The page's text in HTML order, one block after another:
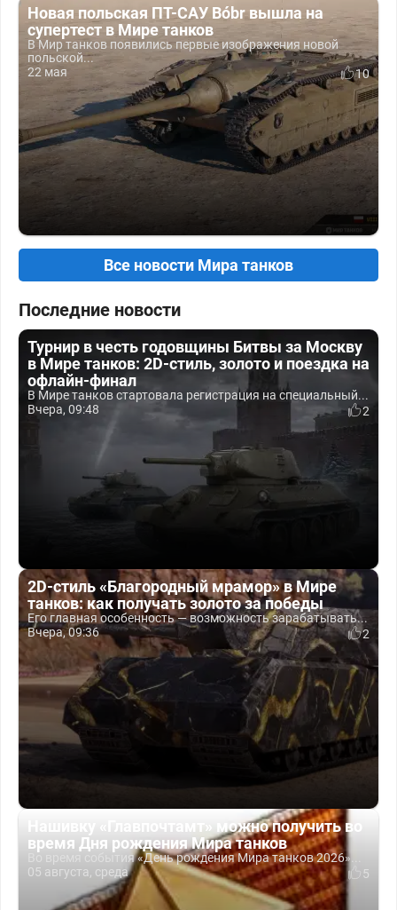
Новая польская ПТ-САУ Bóbr вышла на
супертест в Мире танков
В Мир танков появились первые изображения новой
польской...
22 мая
10
Все новости Мира танков
Последние новости
Турнир в честь годовщины Битвы за Москву
в Мире танков: 2D-стиль, золото и поездка на
офлайн-финал
В Мире танков стартовала регистрация на специальный...
Вчера, 09:48
2
2D-стиль «Благородный мрамор» в Мире
танков: как получать золото за победы
Его главная особенность — возможность зарабатывать...
Вчера, 09:36
2
Нашивку «Главпочтамт» можно получить во
время Дня рождения Мира танков
Во время события «День рождения Мира танков 2026»...
05 августа, среда
5